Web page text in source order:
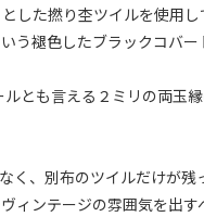
た撚り杢ツイルを使用し
う褪色したブラックコバ
とも言える２ミリの両玉
、別布のツイルだけが残
ンテージの雰囲気を出す